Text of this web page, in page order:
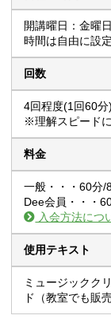
開講曜日：金曜日
時間は自由に設
回数
4回程度(1回60分)
※理解スピード
料金
一般・・・60分/
Dee会員・・・
入会方法につ
使用テキスト
ミュージックク
ド（教室でも販